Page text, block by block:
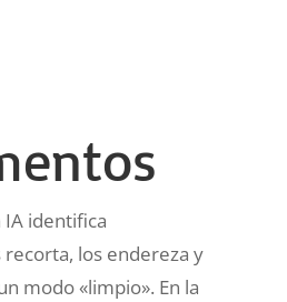
IA identifica
los endereza y
modo «limpio». En la